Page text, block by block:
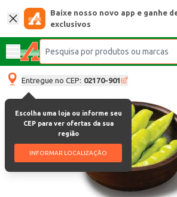
Baixe nosso novo app e ganhe
exclusivos
Entregue no CEP: 02170-901
Escolha uma loja ou informe seu
CEP para ver ofertas da sua
região
INFORMAR LOCALIZAÇÃO